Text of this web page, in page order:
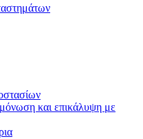
και επικάλυψη με